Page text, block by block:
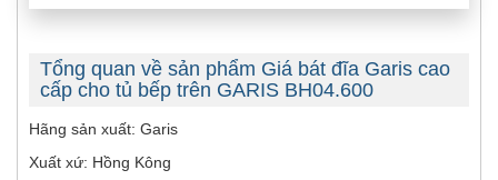
Tổng quan về sản phẩm Giá bát đĩa Garis cao
cấp cho tủ bếp trên GARIS BH04.600
Hãng sản xuất: Garis
Xuất xứ: Hồng Kông